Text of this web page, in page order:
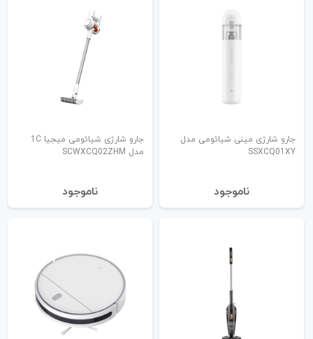
جارو شارژی مینی شیائومی مدل
SSXCQ01XY
نا‌موجود
جارو شارژی شیائومی میجیا 1C
مدل SCWXCQ02ZHM
نا‌موجود